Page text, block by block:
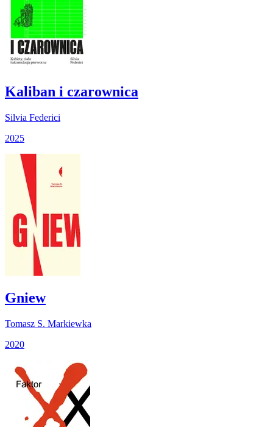
Kaliban i czarownica
Silvia Federici
2025
Gniew
Tomasz S. Markiewka
2020